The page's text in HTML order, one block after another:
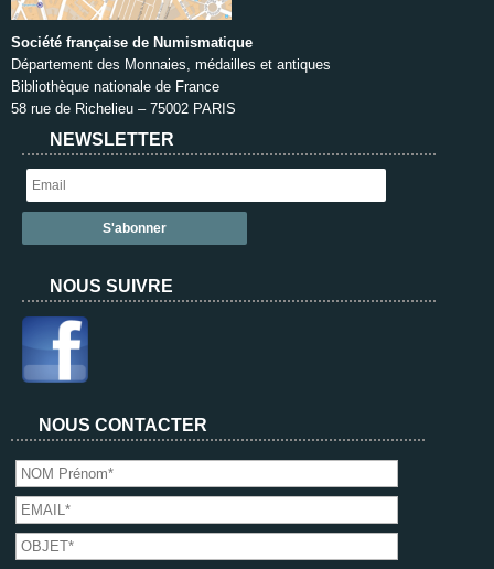
Société française de Numismatique
Département des Monnaies, médailles et antiques
Bibliothèque nationale de France
58 rue de Richelieu – 75002 PARIS
NEWSLETTER
NOUS SUIVRE
NOUS CONTACTER